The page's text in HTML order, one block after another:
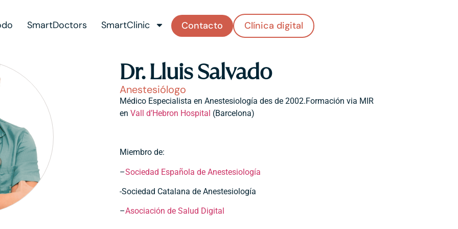
SmartDoctors SmartClinic Contacto Clínica digital
Dr. Lluis Salvado
Anestesiólogo
Médico Especialista en Anestesiología des de 2002.Formación via MIR
en Vall d’Hebron Hospital (Barcelona)
Miembro de:
–Sociedad Española de Anestesiología
-Sociedad Catalana de Anestesiología
–Asociación de Salud Digital